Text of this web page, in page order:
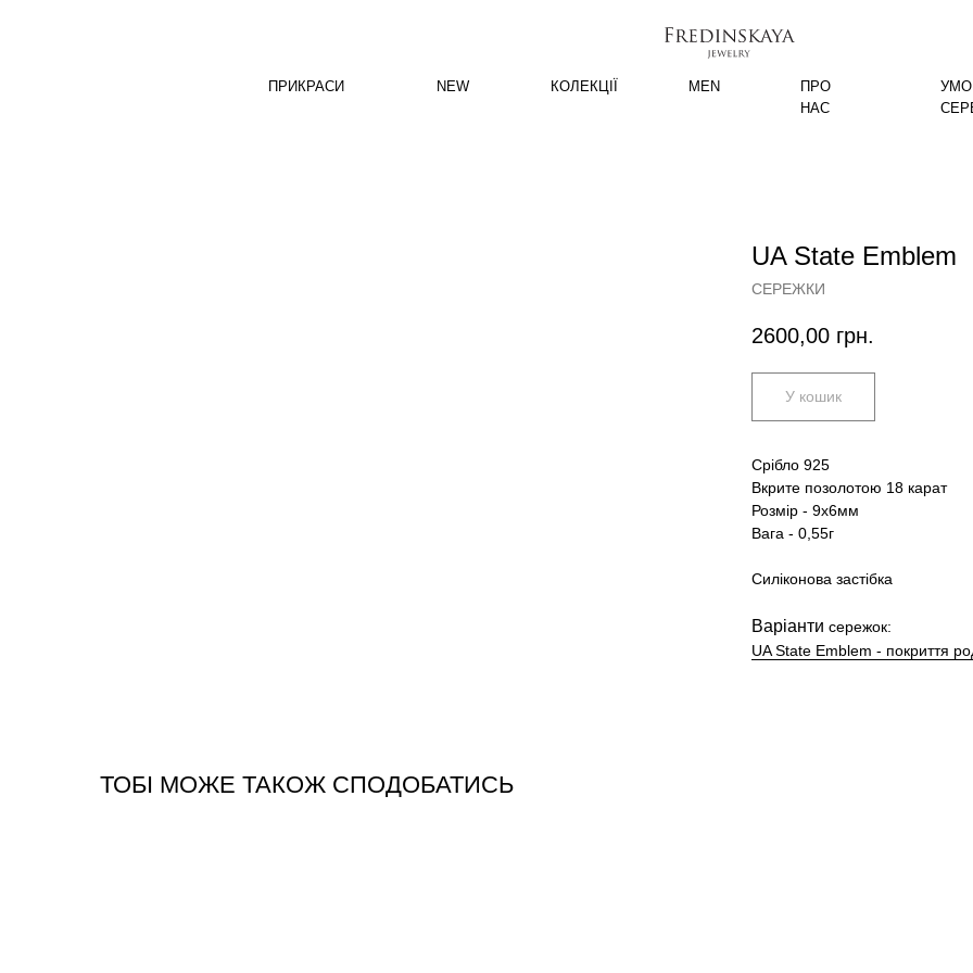
ПРИКРАСИ NEW MEN
КОЛЕКЦІЇ
ПРО
НАС
UA State Emblem
СЕРЕЖКИ
2600,00 грн.
У кошик
Срібло 925
Вкрите позолотою 18 карат
Розмір - 9х6мм
Вага - 0,55г
Силіконова застібка
Варіанти сережок:
UA State Emblem - покриття
ТОБІ МОЖЕ ТАКОЖ СПОДОБАТИСЬ